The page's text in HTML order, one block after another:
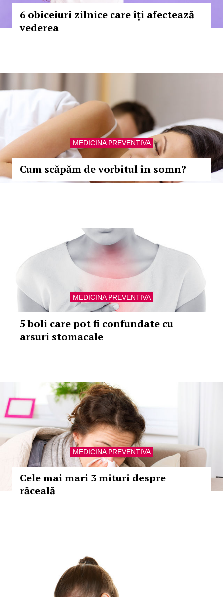
6 obiceiuri zilnice care îți afectează
vederea
MEDICINA PREVENTIVA
Cum scăpăm de vorbitul în somn?
MEDICINA PREVENTIVA
5 boli care pot fi confundate cu
arsuri stomacale
MEDICINA PREVENTIVA
Cele mai mari 3 mituri despre
răceală